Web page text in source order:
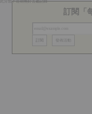
此分類下近期無好去處記錄
訂閱「